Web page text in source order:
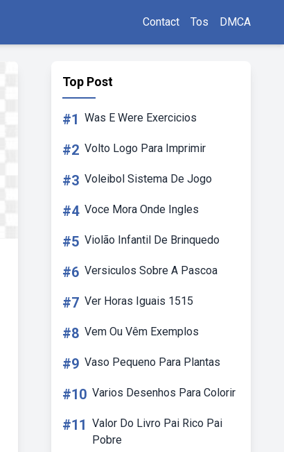
Contact Tos DMCA
Top Post
#1 Was E Were Exercicios
#2 Volto Logo Para Imprimir
#3 Voleibol Sistema De Jogo
#4 Voce Mora Onde Ingles
#5 Violão Infantil De Brinquedo
#6 Versiculos Sobre A Pascoa
#7 Ver Horas Iguais 1515
#8 Vem Ou Vêm Exemplos
#9 Vaso Pequeno Para Plantas
#10 Varios Desenhos Para Colorir
#11 Valor Do Livro Pai Rico Pai
Pobre